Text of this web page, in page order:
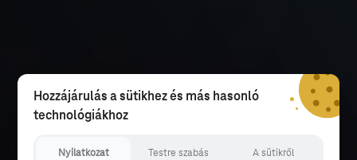
Hozzájárulás a sütikhez és más hasonló
technológiákhoz
Nyilatkozat Testre szabás A sütikről